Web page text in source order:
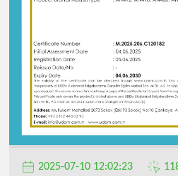
2025-07-10 12:02:23